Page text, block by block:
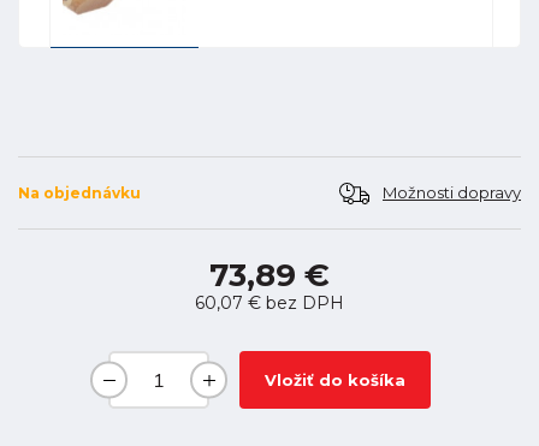
Na objednávku Možnosti dopravy
73,89 €
60,07 € bez DPH
Vložiť do košíka